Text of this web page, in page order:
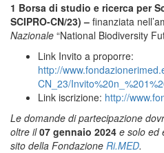
1 Borsa di studio e ricerca per
SCIPRO-CN/23) – finanziata
Nazionale “National Biodiversity
Link Invito a proporre:
http://
CN_23/
Link iscrizione: http://
Le domande di partecipazione
oltre il07 gennaio 2024 e solo ed
sito della Fondazione Ri.MED.